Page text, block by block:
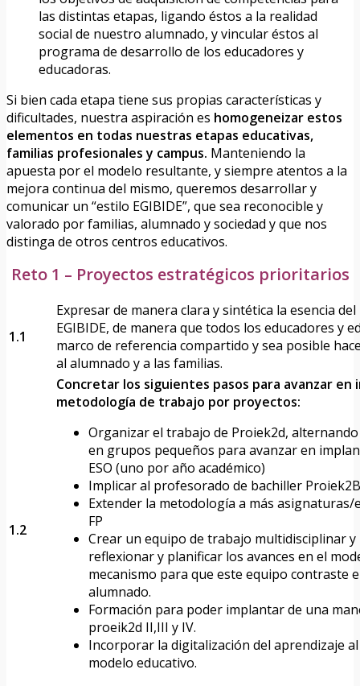
las distintas etapas, ligando éstos a la realidad
social de nuestro alumnado, y vincular éstos al
programa de desarrollo de los educadores y
educadoras.
Si bien cada etapa tiene sus propias características y
dificultades, nuestra aspiración es homogeneizar estos
elementos en todas nuestras etapas educativas,
familias profesionales y campus. Manteniendo la
apuesta por el modelo resultante, y siempre atentos a la
mejora continua del mismo, queremos desarrollar y
comunicar un “estilo EGIBIDE”, que sea reconocible y
valorado por familias, alumnado y sociedad y que nos
distinga de otros centros educativos.
Reto 1 – Proyectos estratégicos prioritarios
1.1
Expresar de manera clara y sintética la esencia
EGIBIDE, de manera que todos los educadores y
marco de referencia compartido y sea posible
al alumnado y a las familias.
1.2
Concretar los siguientes pasos para avanzar en
metodología de trabajo por proyectos:
Organizar el trabajo de Proiek2d,
en grupos pequeños para avanzar en
ESO (uno por año académico)
Implicar al profesorado de bachiller
Extender la metodología a más asignaturas/
FP
Crear un equipo de trabajo multidisciplinar
reflexionar y planificar los avances en el
mecanismo para que este equipo contraste
alumnado.
Formación para poder implantar de una
proeik2d II,III y IV.
Incorporar la digitalización del aprendizaje
modelo educativo.